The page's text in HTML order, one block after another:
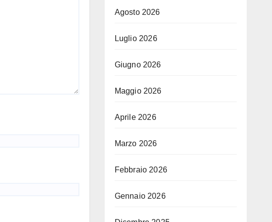
Agosto 2026
Luglio 2026
Giugno 2026
Maggio 2026
Aprile 2026
Marzo 2026
Febbraio 2026
Gennaio 2026